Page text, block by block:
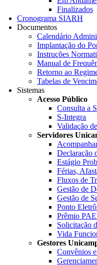
Finalizados
Cronograma SIARH
Documentos
Calendário
Implantação do
Instruções
Manual de
Retorno ao
Tabelas de
Sistemas
Acesso Público
Consulta a
S-Integra
Validação
Servidores
Declaração
Estágio
Férias,
Fluxos de
Gestão de
Gestão de
Ponto
Prêmio
Solicitação
Vida
Gestores
Convênios